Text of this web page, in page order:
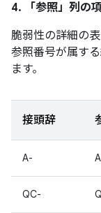
4. 「参照」 列の
脆弱性の詳細の表
参照番号が属す
ます。
接頭辞
A-
QC-